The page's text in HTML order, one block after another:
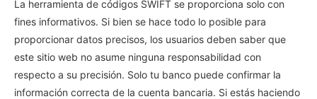
La herramienta de códigos SWIFT se proporciona solo con
fines informativos. Si bien se hace todo lo posible para
proporcionar datos precisos, los usuarios deben saber que
este sitio web no asume ninguna responsabilidad con
respecto a su precisión. Solo tu banco puede confirmar la
información correcta de la cuenta bancaria. Si estás haciendo